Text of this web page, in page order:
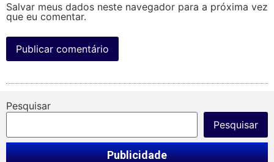
Salvar meus dados neste navegador para a próxima vez
que eu comentar.
Pesquisar
Pesquisar
Publicidade